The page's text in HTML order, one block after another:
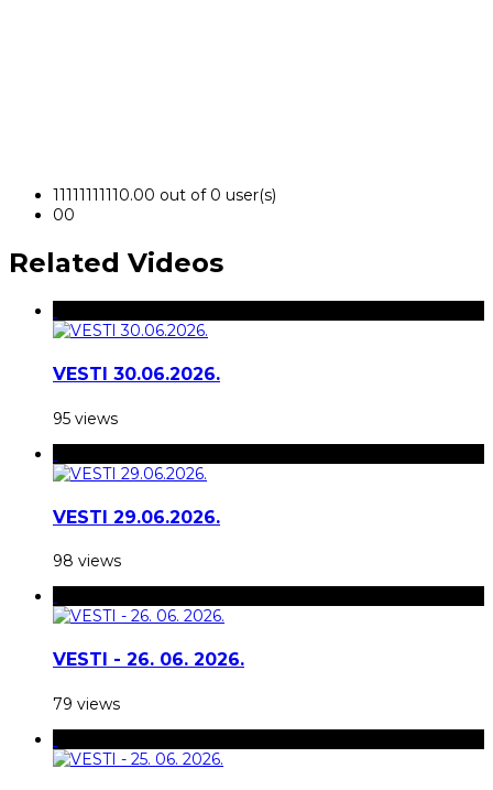
11111111110.00 out of 0 user(s)
00
Related Videos
VESTI 30.06.2026.
95 views
VESTI 29.06.2026.
98 views
VESTI - 26. 06. 2026.
79 views